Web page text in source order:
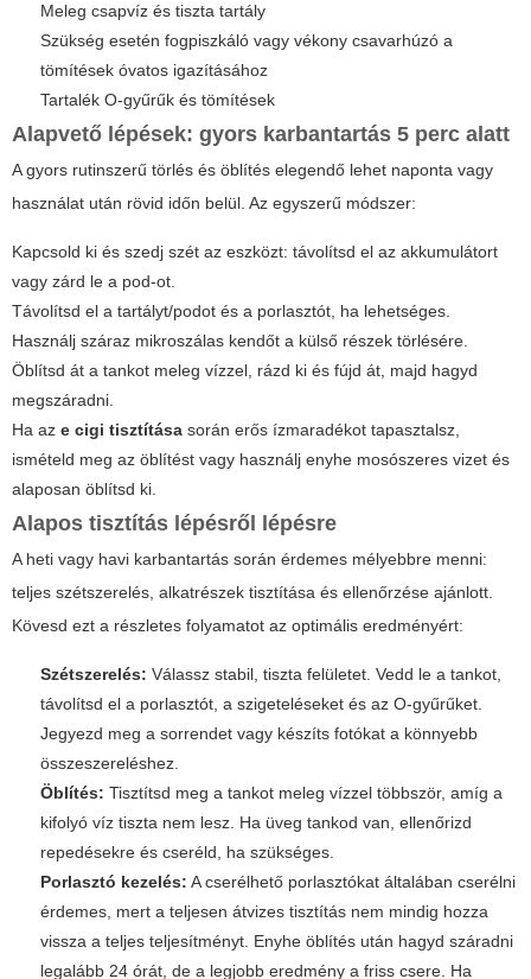
Meleg csapvíz és tiszta tartály
Szükség esetén fogpiszkáló vagy vékony csavarhúzó a
tömítések óvatos igazításához
Tartalék O-gyűrűk és tömítések
Alapvető lépések: gyors karbantartás 5 perc alatt
A gyors rutinszerű törlés és öblítés elegendő lehet naponta vagy
használat után rövid időn belül. Az egyszerű módszer:
Kapcsold ki és szedj szét az eszközt: távolítsd el az akkumulátort
vagy zárd le a pod-ot.
Távolítsd el a tartályt/podot és a porlasztót, ha lehetséges.
Használj száraz mikroszálas kendőt a külső részek törlésére.
Öblítsd át a tankot meleg vízzel, rázd ki és fújd át, majd hagyd
megszáradni.
Ha az e cigi tisztítása során erős ízmaradékot tapasztalsz,
ismételd meg az öblítést vagy használj enyhe mosószeres vizet és
alaposan öblítsd ki.
Alapos tisztítás lépésről lépésre
A heti vagy havi karbantartás során érdemes mélyebbre menni:
teljes szétszerelés, alkatrészek tisztítása és ellenőrzése ajánlott.
Kövesd ezt a részletes folyamatot az optimális eredményért:
Szétszerelés: Válassz stabil, tiszta felületet. Vedd le a tankot,
távolítsd el a porlasztót, a szigeteléseket és az O-gyűrűket.
Jegyezd meg a sorrendet vagy készíts fotókat a könnyebb
összeszereléshez.
Öblítés: Tisztítsd meg a tankot meleg vízzel többször, amíg a
kifolyó víz tiszta nem lesz. Ha üveg tankod van, ellenőrizd
repedésekre és cseréld, ha szükséges.
Porlasztó kezelés: A cserélhető porlasztókat általában cserélni
érdemes, mert a teljesen átvizes tisztítás nem mindig hozza
vissza a teljes teljesítményt. Enyhe öblítés után hagyd száradni
legalább 24 órát, de a legjobb eredmény a friss csere. Ha